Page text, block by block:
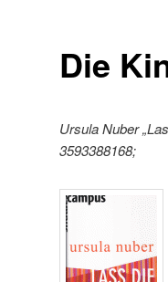
Die
Ursula Nuber
3593388168;